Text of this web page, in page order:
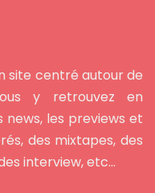
site centré autour de
y retrouvez en
les previews et
des mixtapes, des
interview, etc...